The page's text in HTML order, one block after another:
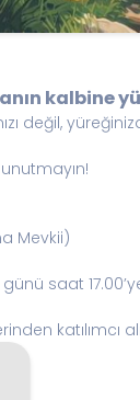
kalbine
değil,
Mevkii)
saat
katılımcı